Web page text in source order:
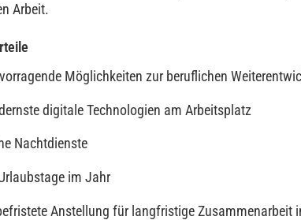
Arbeit.
Möglichkeiten zur beruflichen
digitale Technologien am Arbeitsplatz
Nachtdienste
im Jahr
Anstellung für langfristige Zusammenarbeit